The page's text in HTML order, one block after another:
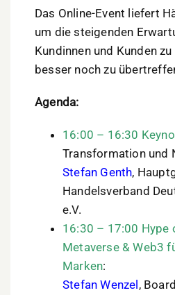
Das Online-Event liefert
um die steigenden
Kundinnen und Kunden
besser noch zu
Agenda:
16:00 – 16:30
Transformation und
Stefan Genth,
Handelsverband
e.V.
16:30 – 17:00 Hype
Metaverse & Web3
Marken:
Stefan Wenzel,